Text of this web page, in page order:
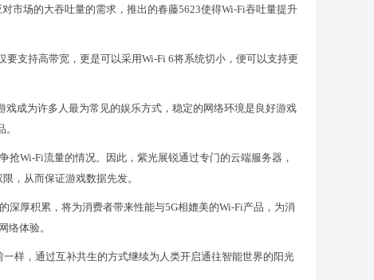
市场的大吞吐量的需求，推出的春藤5623使得Wi-Fi吞吐量提升
支持高带宽，更是可以采用Wi-Fi 6将系统切小，便可以支持更
成为许多人最为常见的娱乐方式，稳定的网络环境是良好游戏
Wi-Fi流量的情况。因此，紫光展锐通过专门的云端服务器，
，从而保证游戏数据先发。
深厚积累，将为消费者带来性能与5G相媲美的Wi-Fi产品，为消
络体验。
样，通过互补共生的方式继续为人类开启通往智能世界的阳光